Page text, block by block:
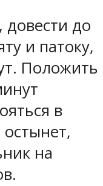
до
и патоку,
Положить
в
на